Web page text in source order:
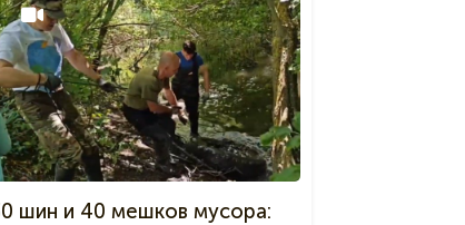
шин и 40 мешков мусора: